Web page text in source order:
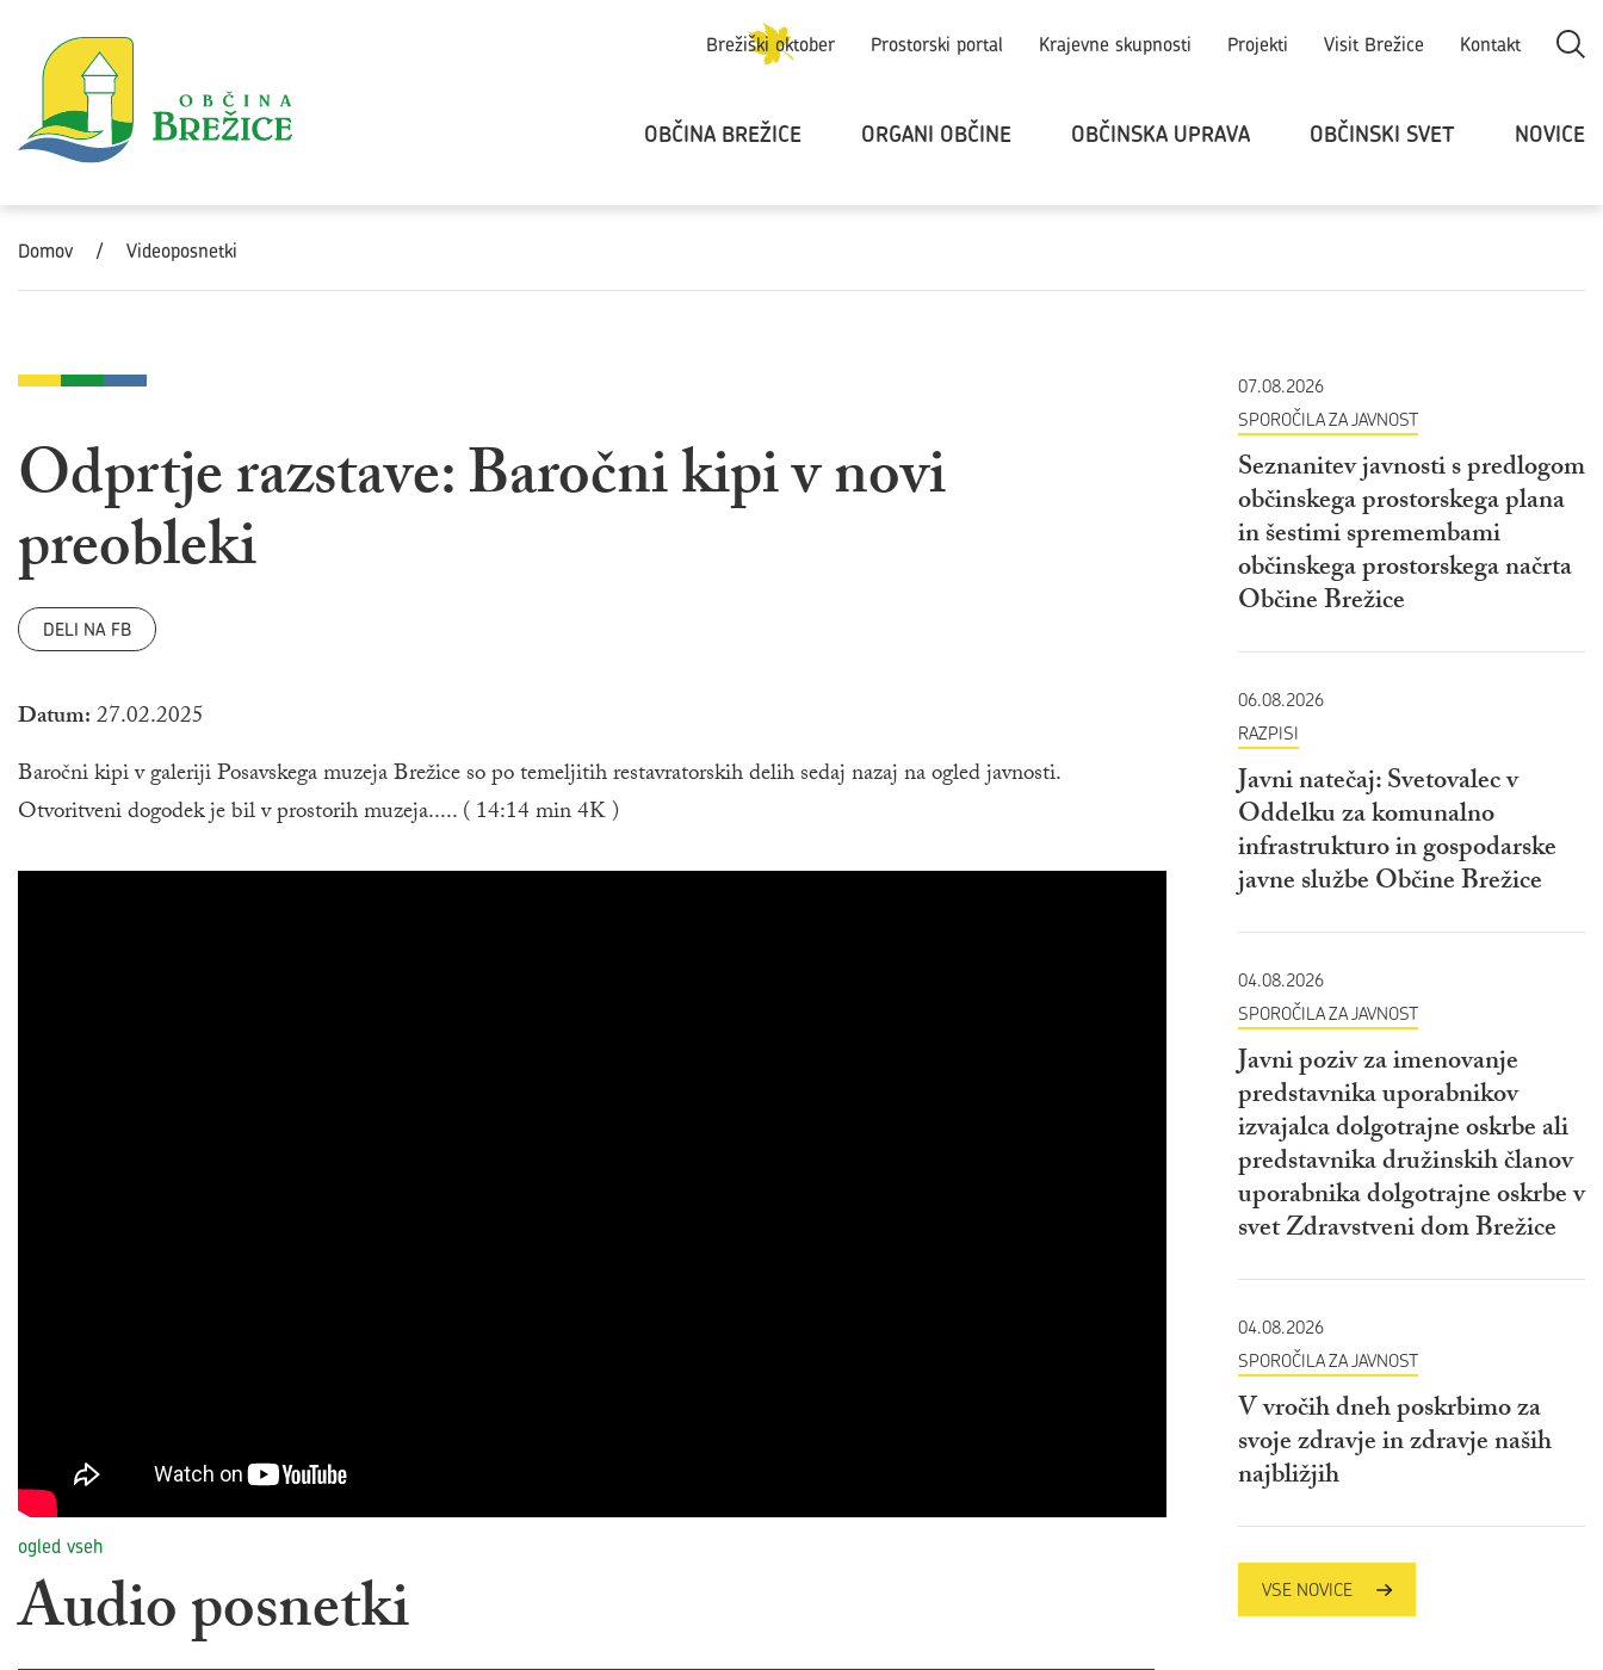
Brežiški oktober Prostorski portal Krajevne skupnosti Projekti Visit Brežice Kontakt
OBČINA BREŽICE ORGANI OBČINE OBČINSKA UPRAVA OBČINSKI SVET NOVICE
Domov / Videoposnetki
Odprtje razstave: Baročni kipi v novi
preobleki
DELI NA FB
Datum:27.02.2025
Baročni kipi v galeriji Posavskega muzeja Brežice so po temeljitih restavratorskih delih sedaj nazaj na ogled javnosti.
Otvoritveni dogodek je bil v prostorih muzeja..... ( 14:14 min 4K )
ogled vseh
Audio posnetki
07.08.2026
SPOROČILA ZA JAVNOST
Seznanitev javnosti s predlogom
občinskega prostorskega plana
in šestimi spremembami
občinskega prostorskega načrta
Občine Brežice
06.08.2026
RAZPISI
Javni natečaj: Svetovalec v
Oddelku za komunalno
infrastrukturo in gospodarske
javne službe Občine Brežice
04.08.2026
SPOROČILA ZA JAVNOST
Javni poziv za imenovanje
predstavnika uporabnikov
izvajalca dolgotrajne oskrbe ali
predstavnika družinskih članov
uporabnika dolgotrajne oskrbe v
svet Zdravstveni dom Brežice
04.08.2026
SPOROČILA ZA JAVNOST
V vročih dneh poskrbimo za
svoje zdravje in zdravje naših
najbližjih
VSE NOVICE